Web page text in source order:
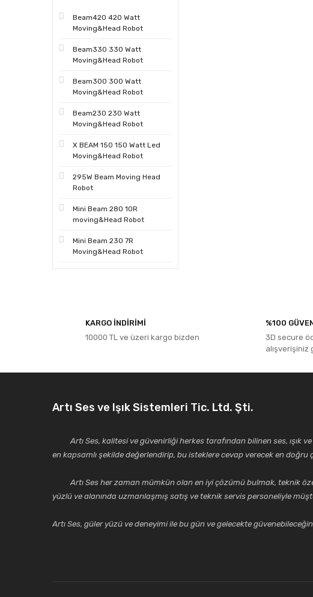
Beam420 420 Watt
Moving&Head Robot
Beam330 330 Watt
Moving&Head Robot
Beam300 300 Watt
Moving&Head Robot
Beam230 230 Watt
Moving&Head Robot
X BEAM 150 150 Watt Led
Moving&Head Robot
295W Beam Moving Head
Robot
Mini Beam 280 10R
moving&Head Robot
Mini Beam 230 7R
Moving&Head Robot
KARGO İNDİRİMİ
10000 TL ve üzeri kargo bizden
%100
3D secure
alışverişiniz
Artı Ses ve Işık Sistemleri Tic. Ltd. Şti.
Artı Ses, kalitesi ve güvenirliği herkes tarafından bilinen ses, ışık
en kapsamlı şekilde değerlendirip, bu isteklere cevap verecek en doğru
Artı Ses her zaman mümkün olan en iyi çözümü bulmak, teknik
yüzlü ve alanında uzmanlaşmış satış ve teknik servis personeliyle
Artı Ses, güler yüzü ve deneyimi ile bu gün ve gelecekte